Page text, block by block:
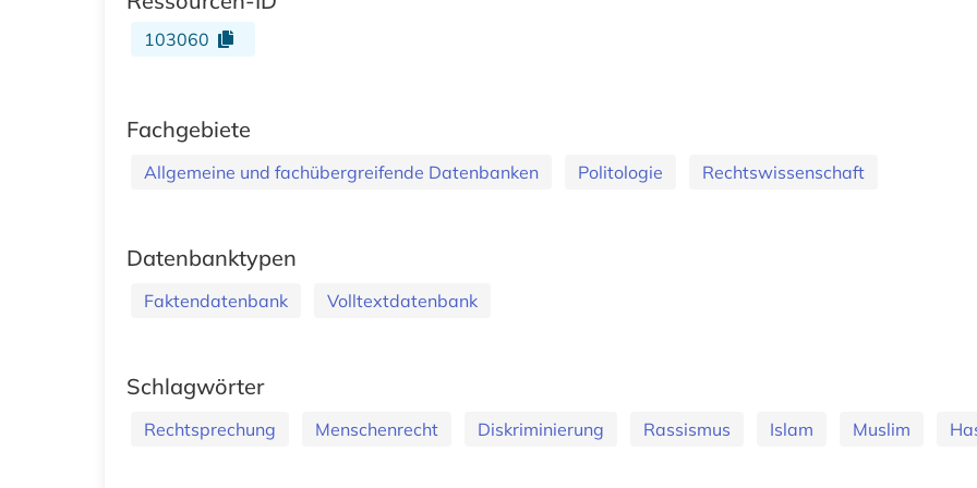
103060
Fachgebiete
Allgemeine und fachübergreifende Datenbanken Politologie Rechtswissenschaft
Datenbanktypen
Faktendatenbank Volltextdatenbank
Schlagwörter
Rechtsprechung Menschenrecht Diskriminierung Rassismus Islam Muslim